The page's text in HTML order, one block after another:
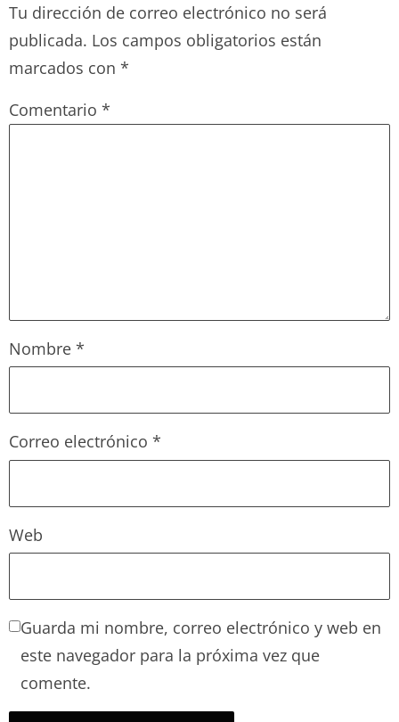
Tu dirección de correo electrónico no será
publicada. Los campos obligatorios están
marcados con *
Comentario *
Nombre *
Correo electrónico *
Web
Guarda mi nombre, correo electrónico y web en
este navegador para la próxima vez que
comente.